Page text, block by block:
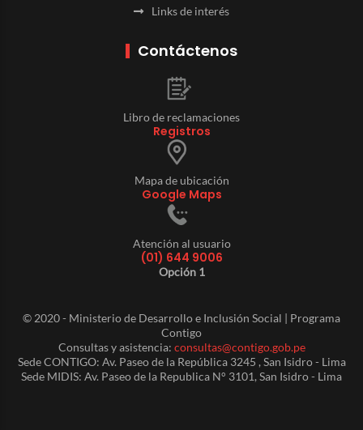
Links de interés
Contáctenos
Libro de reclamaciones
Registros
Mapa de ubicación
Google Maps
Atención al usuario
(01) 644 9006
Opción 1
© 2020 - Ministerio de Desarrollo e Inclusión Social | Programa
Contigo
Consultas y asistencia: consultas@contigo.gob.pe
Sede CONTIGO: Av. Paseo de la República 3245 , San Isidro - Lima
Sede MIDIS: Av. Paseo de la Republica N° 3101, San Isidro - Lima